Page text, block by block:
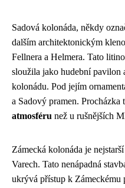
Sadová kolonáda, někdy
dalším architektonickým
Fellnera a Helmera. Tato
sloužila jako hudební pavilon
kolonádu. Pod jejím
a Sadový pramen.
atmosféru než u rušnějších
Zámecká kolonáda je
Varech. Tato nenápadná
ukrývá přístup k Zámeckému